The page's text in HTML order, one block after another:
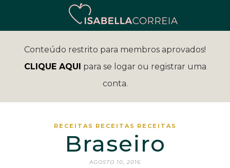
Conteúdo restrito para membros aprovados!
CLIQUE AQUI para se logar ou registrar uma
conta.
RECEITAS RECEITAS RECEITAS
Braseiro
AGOSTO 10, 2016